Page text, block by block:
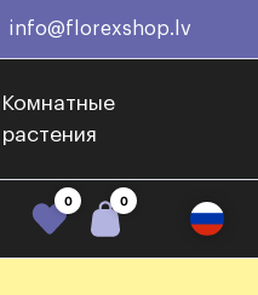
info@florexshop.lv
Комнатные
растения
0 0